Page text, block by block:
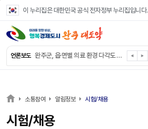
이 누리집은 대한민국 공식 전자정부 누리집입니다.
언론보도
완주군, ‘수의계약 총량제’ 개편 운영
완주군 청소년, 초록우산 지원으로 치과 치료
완주군, 읍·면별 의료 환경 다각도 진단한다
완주군, 모바일 헬스케어 “내 건강 변화 직접 확인”
소통참여 알림정보 시험/채용
시험/채용